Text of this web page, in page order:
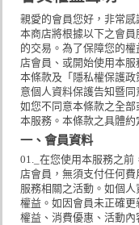
親愛的會員您好，非常感
本商店將根據以下之會員
的交易。為了保障您的
店會員、或開始使用本
本條款及「隱私權保護
意個人資料保護告知暨同
如您不同意本條款之全
本服務。本條款之具體約
一、會員資料
01._在您使用本服務之
店會員，無須支付任何
服務相關之活動。如個
權益。如因會員未正確
權益、消費優惠、活動